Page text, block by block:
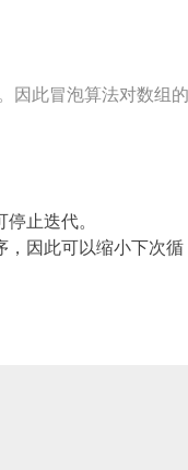
因此冒泡算法对数组的
止迭代。
，因此可以缩小下次循